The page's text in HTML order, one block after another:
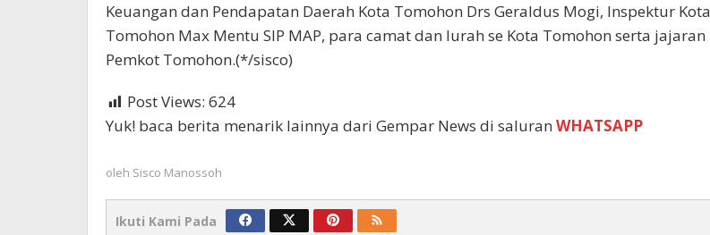
Keuangan dan Pendapatan Daerah Kota Tomohon Drs Geraldus Mogi, Inspektur Kota
Tomohon Max Mentu SIP MAP, para camat dan lurah se Kota Tomohon serta jajaran
Pemkot Tomohon.(*/sisco)
Post Views: 624
Yuk! baca berita menarik lainnya dari Gempar News di saluran WHATSAPP
oleh Sisco Manossoh
Ikuti Kami Pada